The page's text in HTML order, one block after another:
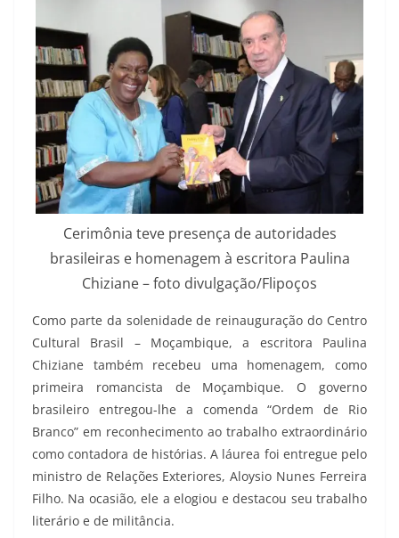
Cerimônia teve presença de autoridades
brasileiras e homenagem à escritora Paulina
Chiziane – foto divulgação/Flipoços
Como parte da solenidade de reinauguração do Centro
Cultural Brasil – Moçambique, a escritora Paulina
Chiziane também recebeu uma homenagem, como
primeira romancista de Moçambique. O governo
brasileiro entregou-lhe a comenda “Ordem de Rio
Branco” em reconhecimento ao trabalho extraordinário
como contadora de histórias. A láurea foi entregue pelo
ministro de Relações Exteriores, Aloysio Nunes Ferreira
Filho. Na ocasião, ele a elogiou e destacou seu trabalho
literário e de militância.